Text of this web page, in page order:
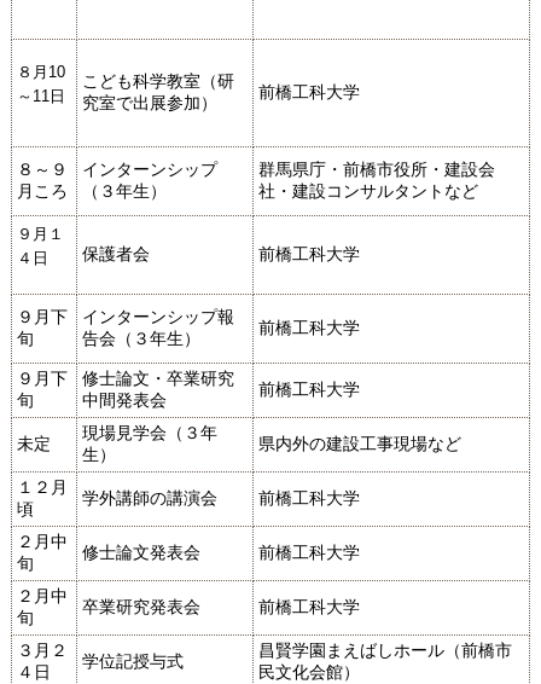
８月10
～11日
こども科学教室（研
究室で出展参加）
前橋工科大学
８～９
月ころ
インターンシップ
（３年生）
群馬県庁・前橋市役所・建設会
社・建設コンサルタントなど
９月１
４ 日 保護者会 前橋工科大学
９月下
旬
インターンシップ報
告会（３年生）
前橋工科大学
９月下
旬
修士論文・卒業研究
中間発表会
前橋工科大学
未定
現場見学会（３年
生）
県内外の建設工事現場など
１２月
頃
学外講師の講演会 前橋工科大学
２月中
旬
修士論文発表会 前橋工科大学
２月中
旬
卒業研究発表会 前橋工科大学
３月２
４日
学位記授与式
昌賢学園まえばしホール（前橋市
民文化会館）